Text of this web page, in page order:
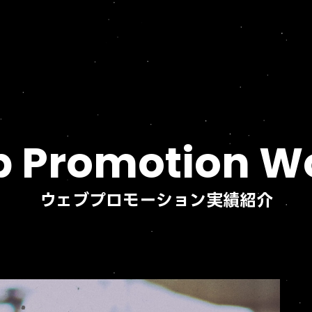
ウェブプロモーション実績紹介
Promotion